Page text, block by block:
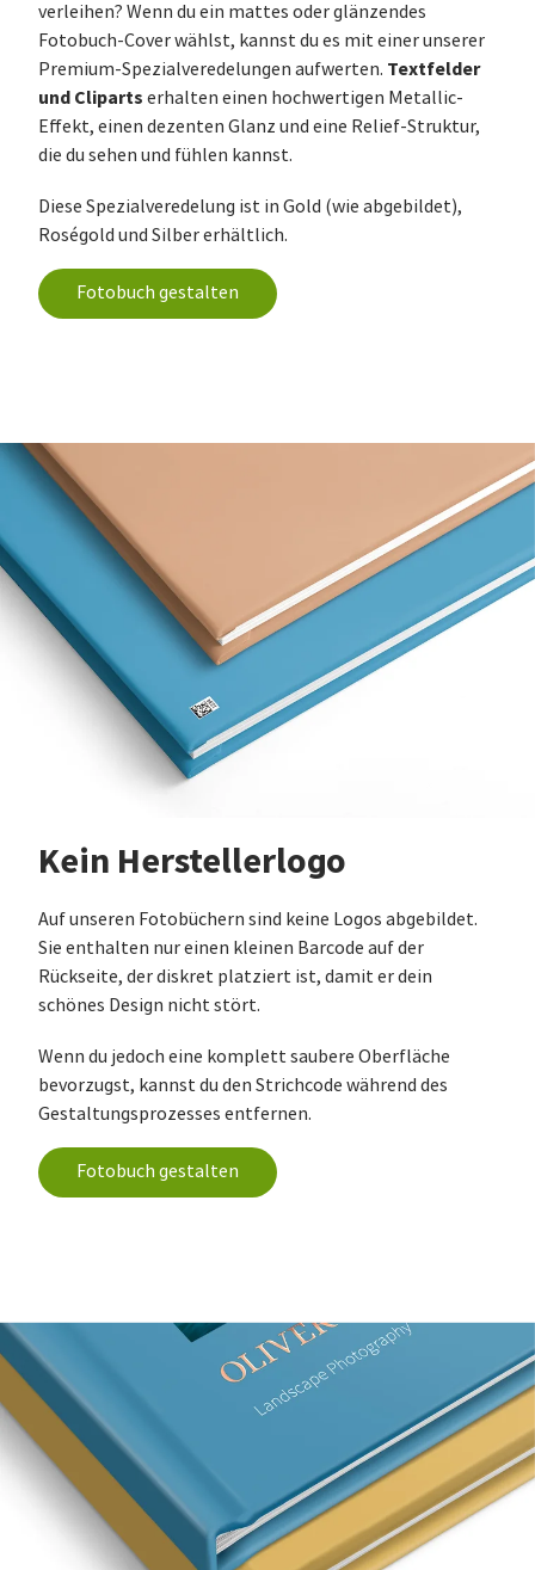
verleihen? Wenn du ein mattes oder glänzendes
Fotobuch-Cover wählst, kannst du es mit einer unserer
Premium-Spezialveredelungen aufwerten. Textfelder
und Cliparts erhalten einen hochwertigen Metallic-
Effekt, einen dezenten Glanz und eine Relief-Struktur,
die du sehen und fühlen kannst.
Diese Spezialveredelung ist in Gold (wie abgebildet),
Roségold und Silber erhältlich.
Fotobuch gestalten
Kein Herstellerlogo
Auf unseren Fotobüchern sind keine Logos abgebildet.
Sie enthalten nur einen kleinen Barcode auf der
Rückseite, der diskret platziert ist, damit er dein
schönes Design nicht stört.
Wenn du jedoch eine komplett saubere Oberfläche
bevorzugst, kannst du den Strichcode während des
Gestaltungsprozesses entfernen.
Fotobuch gestalten